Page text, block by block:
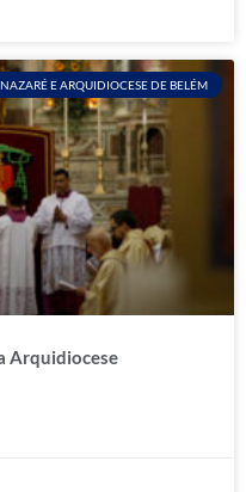
E ARQUIDIOCESE DE BELÉM
Arquidiocese